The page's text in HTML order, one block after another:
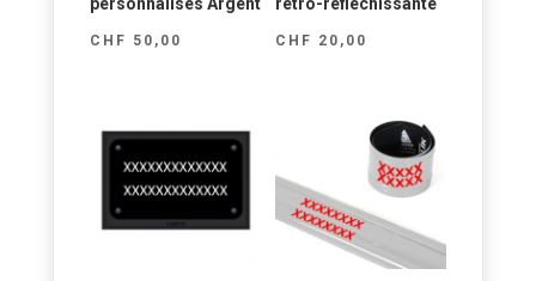
personnalisés Argent
CHF 50,00
rétro-réfléchissante
CHF 20,00